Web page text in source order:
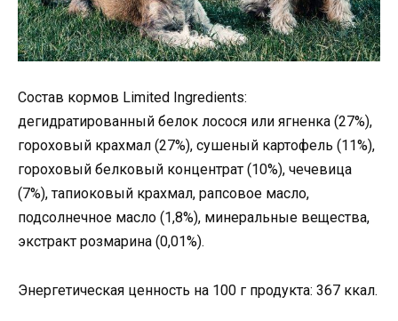
Состав кормов Limited Ingredients:
дегидратированный белок лосося или ягненка (27%),
гороховый крахмал (27%), сушеный картофель (11%),
гороховый белковый концентрат (10%), чечевица
(7%), тапиоковый крахмал, рапсовое масло,
подсолнечное масло (1,8%), минеральные вещества,
экстракт розмарина (0,01%).
Энергетическая ценность на 100 г продукта: 367 ккал.